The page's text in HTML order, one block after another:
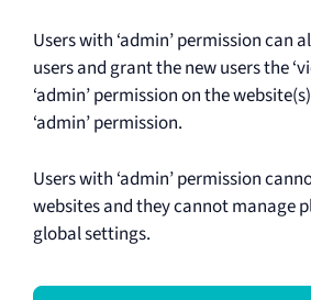
Users with ‘admin’ permission can
users and grant the new users the
‘admin’ permission on the
‘admin’ permission.
Users with ‘admin’ permission
websites and they cannot manage
global settings.